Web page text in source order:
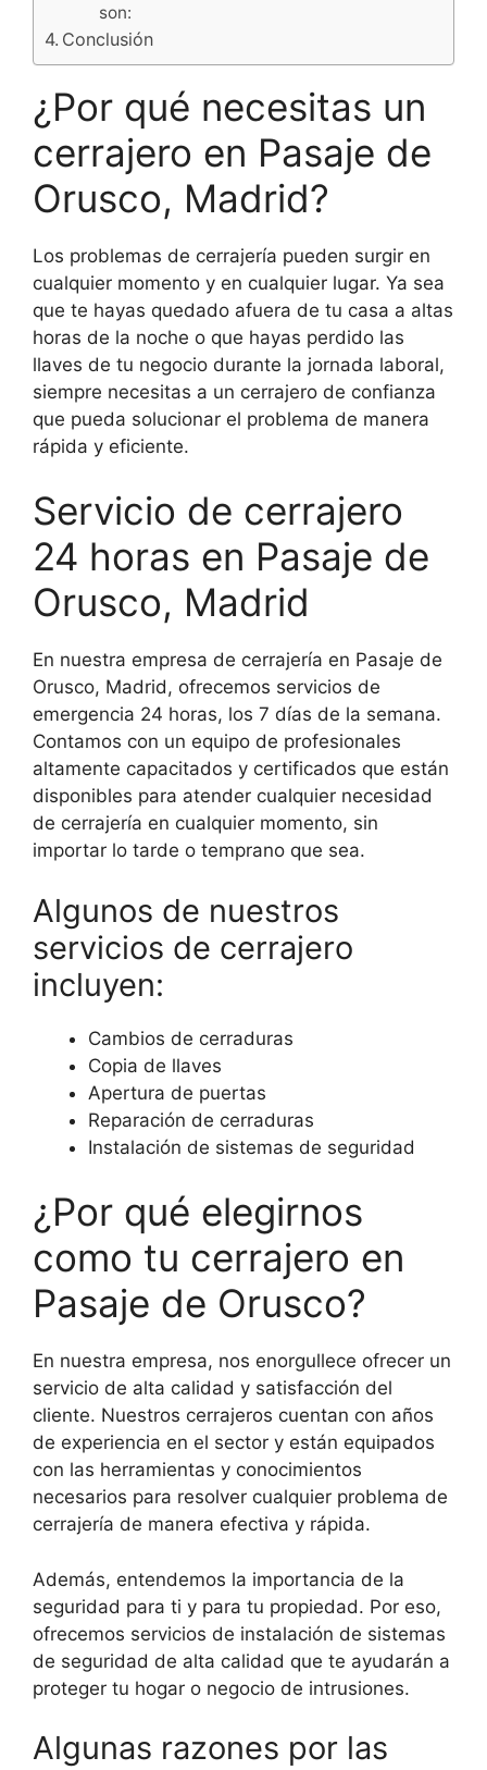
son:
Conclusión
¿Por qué necesitas un
cerrajero en Pasaje de
Orusco, Madrid?
Los problemas de cerrajería pueden surgir en
cualquier momento y en cualquier lugar. Ya sea
que te hayas quedado afuera de tu casa a altas
horas de la noche o que hayas perdido las
llaves de tu negocio durante la jornada laboral,
siempre necesitas a un cerrajero de confianza
que pueda solucionar el problema de manera
rápida y eficiente.
Servicio de cerrajero
24 horas en Pasaje de
Orusco, Madrid
En nuestra empresa de cerrajería en Pasaje de
Orusco, Madrid, ofrecemos servicios de
emergencia 24 horas, los 7 días de la semana.
Contamos con un equipo de profesionales
altamente capacitados y certificados que están
disponibles para atender cualquier necesidad
de cerrajería en cualquier momento, sin
importar lo tarde o temprano que sea.
Algunos de nuestros
servicios de cerrajero
incluyen:
Cambios de cerraduras
Copia de llaves
Apertura de puertas
Reparación de cerraduras
Instalación de sistemas de seguridad
¿Por qué elegirnos
como tu cerrajero en
Pasaje de Orusco?
En nuestra empresa, nos enorgullece ofrecer un
servicio de alta calidad y satisfacción del
cliente. Nuestros cerrajeros cuentan con años
de experiencia en el sector y están equipados
con las herramientas y conocimientos
necesarios para resolver cualquier problema de
cerrajería de manera efectiva y rápida.
Además, entendemos la importancia de la
seguridad para ti y para tu propiedad. Por eso,
ofrecemos servicios de instalación de sistemas
de seguridad de alta calidad que te ayudarán a
proteger tu hogar o negocio de intrusiones.
Algunas razones por las